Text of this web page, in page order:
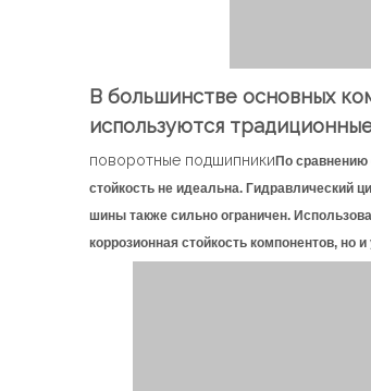
В большинстве основных
используются
поворотные подшипники По сравнению
стойкость не идеальна. Гидравлический
шины также сильно ограничен.
коррозионная стойкость компонентов, но